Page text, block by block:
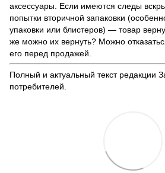
аксессуары. Если имеются следы
попытки вторичной запаковки
упаковки или блистеров) — товар
же можно их вернуть? Можно
его перед продажей.
Полный и актуальный текст редакции
потребителей